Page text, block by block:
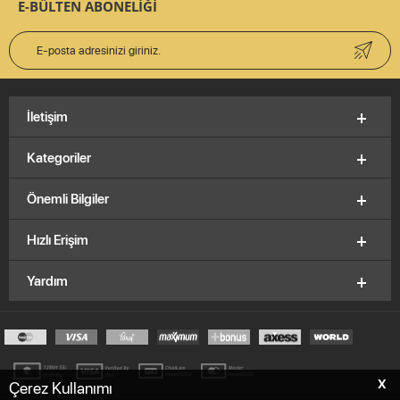
X
Çerez Kullanımı
E-BÜLTEN ABONELİĞİ
Kategoriler
Önemli Bilgiler
Hızlı Erişim
Yardım
İletişim